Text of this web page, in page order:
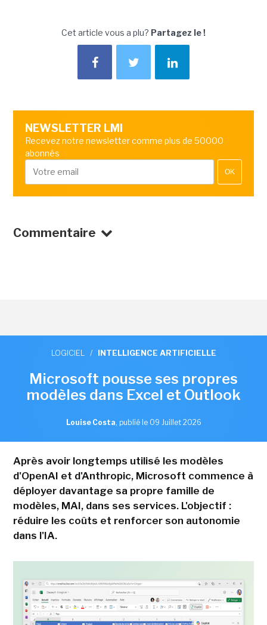
Cet article vous a plu? Partagez le !
NEWSLETTER LMI
Recevez notre newsletter comme plus de 50000
abonnés
OK
Commentaire
LOGICIEL / INTELLIGENCE ARTIFICIELLE
Microsoft pousse ses propres
modèles dans Excel et Outlook
Louise Costa, publié le 09 Juillet 2026
Après avoir longtemps utilisé les modèles
d'OpenAI et d'Anthropic, Microsoft commence à
déployer davantage sa propre famille de
modèles, MAI, dans ses services. L'objectif :
réduire les coûts et renforcer son autonomie
dans l'IA.